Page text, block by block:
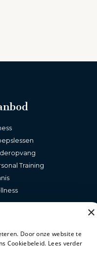
Training
×
Door onze website te
Cookiebeleid. Lees verder